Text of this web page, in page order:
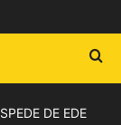
DE EDE